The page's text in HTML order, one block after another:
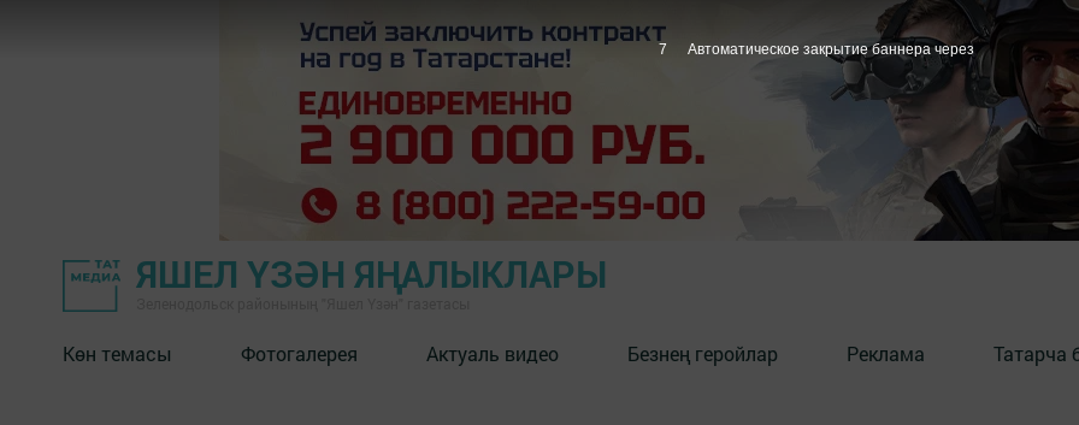
ЯШЕЛ ҮЗӘН ЯҢАЛЫКЛАРЫ
Көн темасы Фотогалерея Актуаль видео Безнең геройлар Реклама Татарча
6 Автоматическое закрытие баннера через